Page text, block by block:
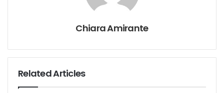
Chiara Amirante
Related Articles